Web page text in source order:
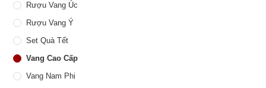
Rượu Vang Úc
Rượu Vang Ý
Set Quà Tết
Vang Cao Cấp
Vang Nam Phi